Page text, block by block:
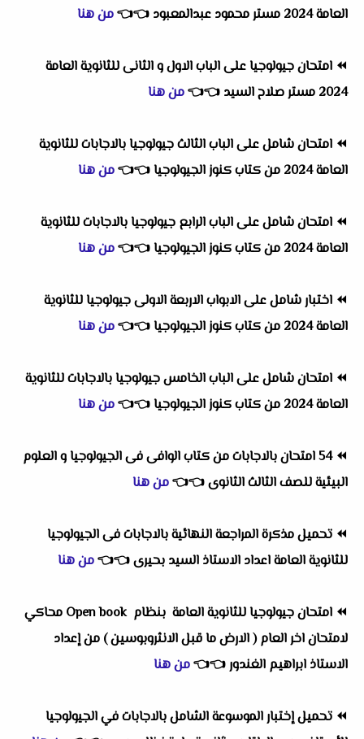
العامة 2024 مستر محمود عبدالمعبود
👈
👈من هنا
⏪ امتحان جيولوجيا على الباب الاول و الثانى للثانوية العامة
2024 مستر صلاح السيد
👈
👈من هنا
⏪ امتحان شامل على الباب الثالث جيولوجيا بالاجابات للثانوية
العامة 2024 من كتاب كنوز الجيولوجيا
👈
👈من هنا
⏪ امتحان شامل على الباب الرابع جيولوجيا بالاجابات للثانوية
العامة 2024 من كتاب كنوز الجيولوجيا
👈
👈من هنا
⏪ اختبار شامل على الابواب الاربعة الاولى جيولوجيا للثانوية
العامة 2024 من كتاب كنوز الجيولوجيا
👈
👈من هنا
⏪ امتحان شامل على الباب الخامس جيولوجيا بالاجابات للثانوية
العامة 2024 من كتاب كنوز الجيولوجيا
👈
👈من هنا
⏪
54 امتحان بالاجابات من كتاب الوافى فى الجيولوجيا و العلوم
البيئية للصف الثالث الثانوى👈
👈من هنا
⏪ تحميل مذكرة المراجعة النهائية بالاجابات فى الجيولوجيا
للثانوية العامة اعداد الاستاذ السيد بحيرى👈
👈من هنا
⏪
امتحان جيولوجيا للثانوية العامة بنظام Open book محاكي
لامتحان اخر العام ( الارض ما قبل الانثروبوسين ) من إعداد
الاستاذ ابراهيم الغندور👈
👈من هنا
⏪ تحميل إختبار الموسوعة الشامل بالاجابات في الجيولوجيا